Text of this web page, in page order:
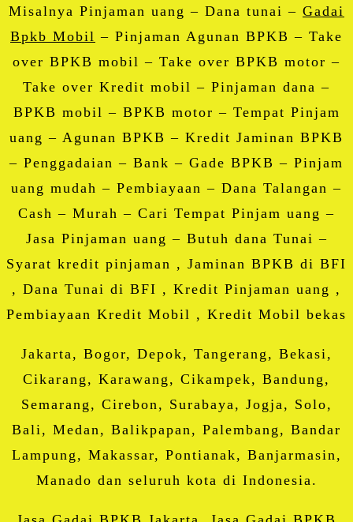
Misalnya Pinjaman uang – Dana tunai – Gadai
Bpkb Mobil – Pinjaman Agunan BPKB – Take
over BPKB mobil – Take over BPKB motor –
Take over Kredit mobil – Pinjaman dana –
BPKB mobil – BPKB motor – Tempat Pinjam
uang – Agunan BPKB – Kredit Jaminan BPKB
– Penggadaian – Bank – Gade BPKB – Pinjam
uang mudah – Pembiayaan – Dana Talangan –
Cash – Murah – Cari Tempat Pinjam uang –
Jasa Pinjaman uang – Butuh dana Tunai –
Syarat kredit pinjaman , Jaminan BPKB di BFI
, Dana Tunai di BFI , Kredit Pinjaman uang ,
Pembiayaan Kredit Mobil , Kredit Mobil bekas
Jakarta, Bogor, Depok, Tangerang, Bekasi,
Cikarang, Karawang, Cikampek, Bandung,
Semarang, Cirebon, Surabaya, Jogja, Solo,
Bali, Medan, Balikpapan, Palembang, Bandar
Lampung, Makassar, Pontianak, Banjarmasin,
Manado dan seluruh kota di Indonesia.